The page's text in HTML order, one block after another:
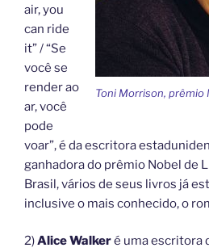
Toni Morrison, prêmio
air, you
can ride
it” / “Se
você se
render ao
ar, você
pode
voar”, é da escritora
ganhadora do prêmio Nobel de
Brasil, vários de seus livros já
inclusive o mais conhecido, o
2)Alice Walkeré uma escritora